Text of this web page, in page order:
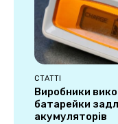
СТАТТІ
Виробники
батарейки
акумуляторів